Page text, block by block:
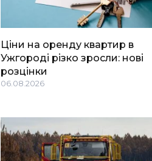
Ціни на оренду квартир в
Ужгороді різко зросли: нові
розцінки
06.08.2026